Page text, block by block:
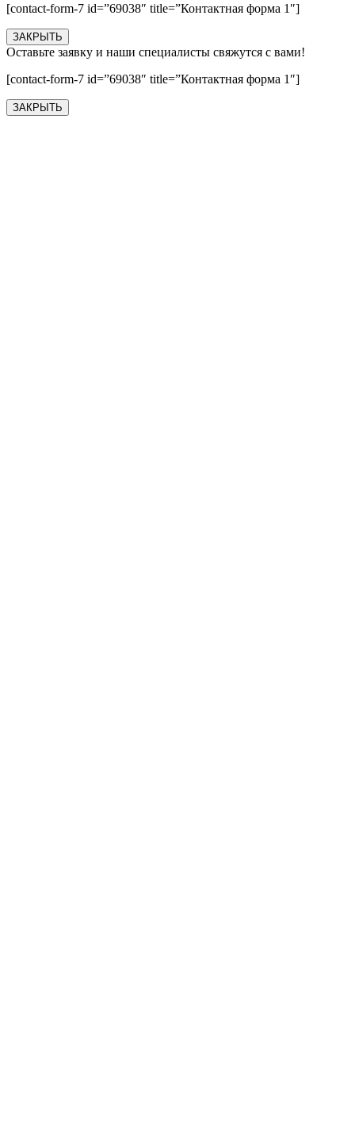
[contact-form-7 id=”69038″ title=”Контактная форма 1″]
ЗАКРЫТЬ
Оставьте заявку и наши специалисты свяжутся с вами!
[contact-form-7 id=”69038″ title=”Контактная форма 1″]
ЗАКРЫТЬ